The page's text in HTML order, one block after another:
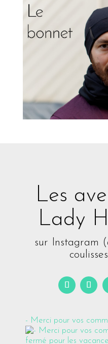
Les
Lady
sur Instagram
- Merci pour vos